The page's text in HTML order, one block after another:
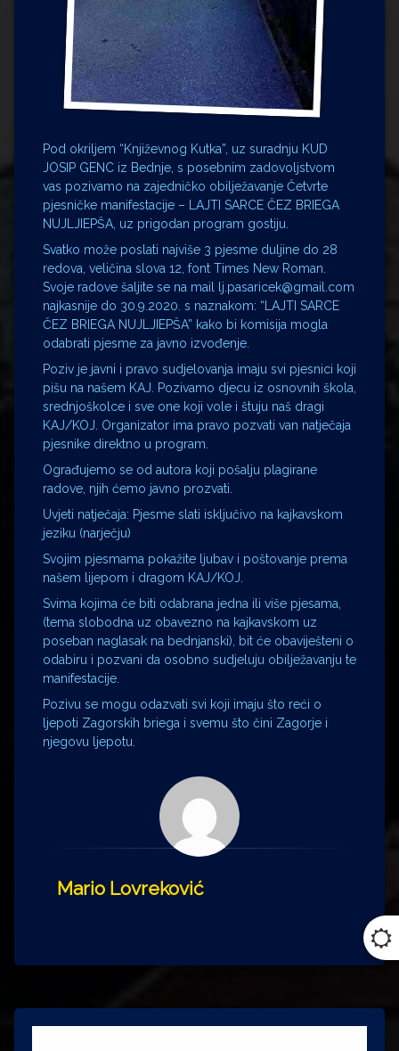
Pod okriljem “Književnog Kutka”, uz suradnju KUD
JOSIP GENC iz Bednje, s posebnim zadovoljstvom
vas pozivamo na zajedničko obilježavanje Četvrte
pjesničke manifestacije – LAJTI SARCE ČEZ BRIEGA
NUJLJIEPŠA, uz prigodan program gostiju.
Svatko može poslati najviše 3 pjesme duljine do 28
redova, veličina slova 12, font Times New Roman.
Svoje radove šaljite se na mail lj.pasaricek@gmail.com
najkasnije do 30.9.2020. s naznakom: “LAJTI SARCE
ČEZ BRIEGA NUJLJIEPŠA” kako bi komisija mogla
odabrati pjesme za javno izvođenje.
Poziv je javni i pravo sudjelovanja imaju svi pjesnici koji
pišu na našem KAJ. Pozivamo djecu iz osnovnih škola,
srednjoškolce i sve one koji vole i štuju naš dragi
KAJ/KOJ. Organizator ima pravo pozvati van natječaja
pjesnike direktno u program.
Ograđujemo se od autora koji pošalju plagirane
radove, njih ćemo javno prozvati.
Uvjeti natječaja: Pjesme slati isključivo na kajkavskom
jeziku (narječju)
Svojim pjesmama pokažite ljubav i poštovanje prema
našem lijepom i dragom KAJ/KOJ.
Svima kojima će biti odabrana jedna ili više pjesama,
(tema slobodna uz obavezno na kajkavskom uz
poseban naglasak na bednjanski), bit će obaviješteni o
odabiru i pozvani da osobno sudjeluju obilježavanju te
manifestacije.
Pozivu se mogu odazvati svi koji imaju što reći o
ljepoti Zagorskih briega i svemu što čini Zagorje i
njegovu ljepotu.
Mario Lovreković